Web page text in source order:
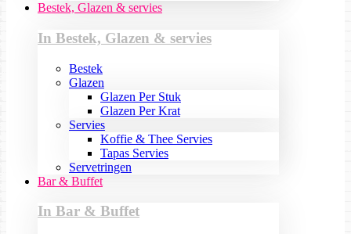
Bestek, Glazen & servies
In Bestek, Glazen & servies
Bestek
Glazen
Glazen Per Stuk
Glazen Per Krat
Servies
Koffie & Thee Servies
Tapas Servies
Servetringen
Bar & Buffet
In Bar & Buffet